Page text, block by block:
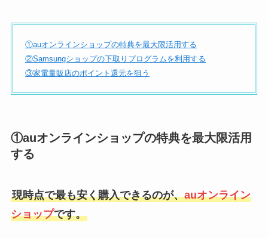
①auオンラインショップの特典を最大限活用する
②Samsungショップの下取りプログラムを利用する
③家電量販店のポイント還元を狙う
①auオンラインショップの特典を最大限活用
する
現時点で最も安く購入できるのが、auオンライン
ショップです。